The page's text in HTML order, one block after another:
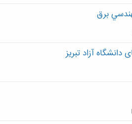
برق
آزاد تبریز